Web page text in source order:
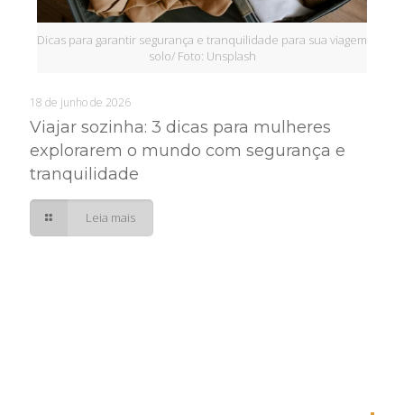
Dicas para garantir segurança e tranquilidade para sua viagem
solo/ Foto: Unsplash
18 de junho de 2026
Viajar sozinha: 3 dicas para mulheres
explorarem o mundo com segurança e
tranquilidade
Leia mais